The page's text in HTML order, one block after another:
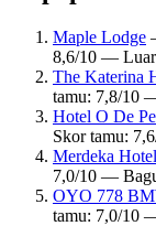
Maple Lodge
8,6/10 — Luar
The Katerina
tamu: 7,8/10
Hotel O De
Skor tamu:
Merdeka Hotel
7,0/10 —
OYO 778
tamu: 7,0/10